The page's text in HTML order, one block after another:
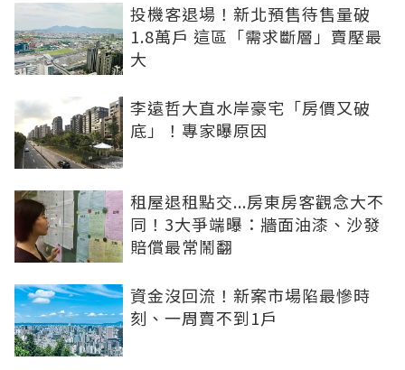
投機客退場！新北預售待售量破
1.8萬戶 這區「需求斷層」賣壓最
大
李遠哲大直水岸豪宅「房價又破
底」！專家曝原因
租屋退租點交...房東房客觀念大不
同！3大爭端曝：牆面油漆、沙發
賠償最常鬧翻
資金沒回流！新案市場陷最慘時
刻、一周賣不到1戶